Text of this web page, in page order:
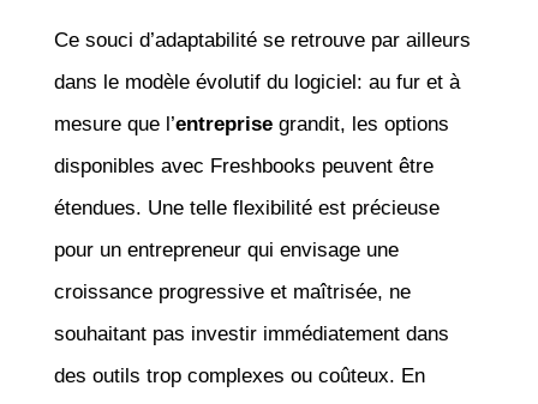
Ce souci d’adaptabilité se retrouve par ailleurs
dans le modèle évolutif du logiciel: au fur et à
mesure que l’entreprisegrandit, les options
disponibles avec Freshbooks peuvent être
étendues. Une telle flexibilité est précieuse
pour un entrepreneur qui envisage une
croissance progressive et maîtrisée, ne
souhaitant pas investir immédiatement dans
des outils trop complexes ou coûteux. En